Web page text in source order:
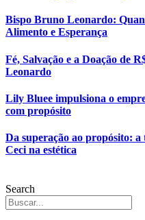
Bispo Bruno Leonardo:
Alimento e Esperança
Fé, Salvação e a Doação de
Leonardo
Lily Bluee impulsiona o
com propósito
Da superação ao propósito:
Ceci na estética
Search